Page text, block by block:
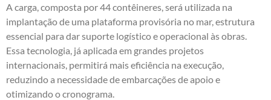
A carga, composta por 44 contêineres, será utilizada na
implantação de uma plataforma provisória no mar, estrutura
essencial para dar suporte logístico e operacional às obras.
Essa tecnologia, já aplicada em grandes projetos
internacionais, permitirá mais eficiência na execução,
reduzindo a necessidade de embarcações de apoio e
otimizando o cronograma.